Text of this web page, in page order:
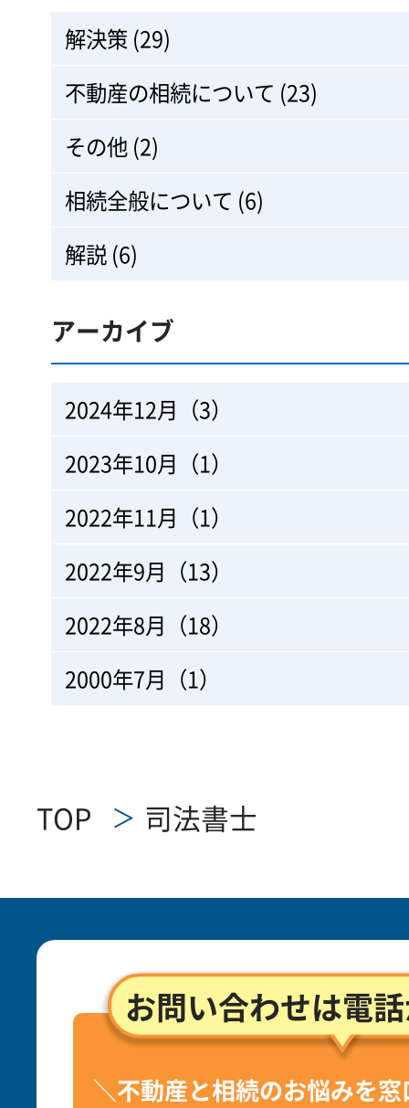
解決策 (29)
不動産の相続について (23)
その他 (2)
相続全般について (6)
解説 (6)
アーカイブ
2024年12月（3）
2023年10月（1）
2022年11月（1）
2022年9月（13）
2022年8月（18）
2000年7月（1）
TOP 司法書士
お問い合わせは電
＼不動産と相続のお悩みを